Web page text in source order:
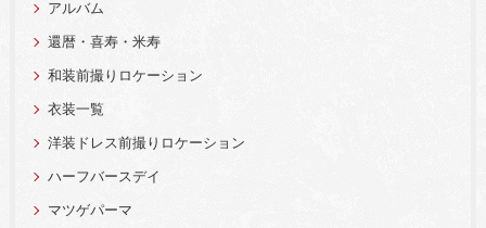
アルバム
還暦・喜寿・米寿
和装前撮りロケーション
衣装一覧
洋装ドレス前撮りロケーション
ハーフバースデイ
マツゲパーマ